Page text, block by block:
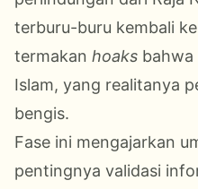
terburu-buru kembali
termakan hoaks bahwa
Islam, yang realitanya
bengis.
Fase ini mengajarkan
pentingnya validasi